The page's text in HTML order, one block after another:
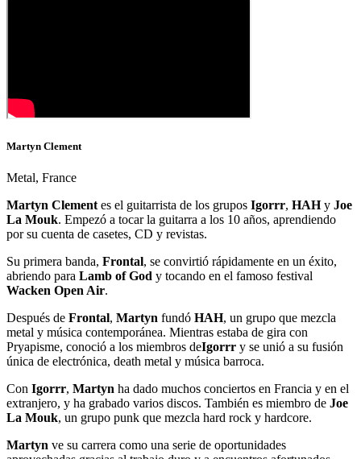
Martyn Clement
Metal, France
Martyn Clement es el guitarrista de los grupos Igorrr, HAHy Joe
La Mouk. Empezó a tocar la guitarra a los 10 años, aprendiendo
por su cuenta de casetes, CD y revistas.
Su primera banda, Frontal, se convirtió rápidamente en un éxito,
abriendo para Lamb of God y tocando en el famoso festival
Wacken Open Air.
Después de Frontal, Martyn fundó HAH, un grupo que mezcla
metal y música contemporánea. Mientras estaba de gira con
Pryapisme, conoció a los miembros deIgorrr y se unió a su fusión
única de electrónica, death metal y música barroca.
Con Igorrr, Martyn ha dado muchos conciertos en Francia y en el
extranjero, y ha grabado varios discos. También es miembro de Joe
La Mouk, un grupo punk que mezcla hard rock y hardcore.
Martyn ve su carrera como una serie de oportunidades